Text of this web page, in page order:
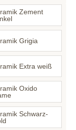
Zement
Grigia
Extra weiß
Oxido
Schwarz-